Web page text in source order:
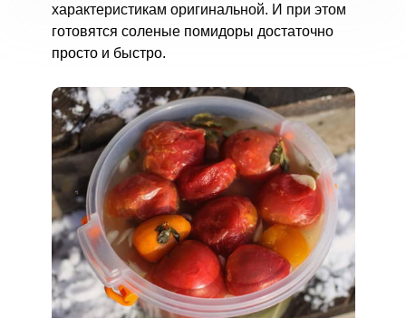
характеристикам оригинальной. И при этом
готовятся соленые помидоры достаточно
просто и быстро.